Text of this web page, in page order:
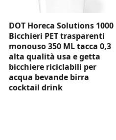
DOT Horeca Solutions 1000
Bicchieri PET trasparenti
monouso 350 ML tacca 0,3
alta qualità usa e getta
bicchiere riciclabili per
acqua bevande birra
cocktail drink